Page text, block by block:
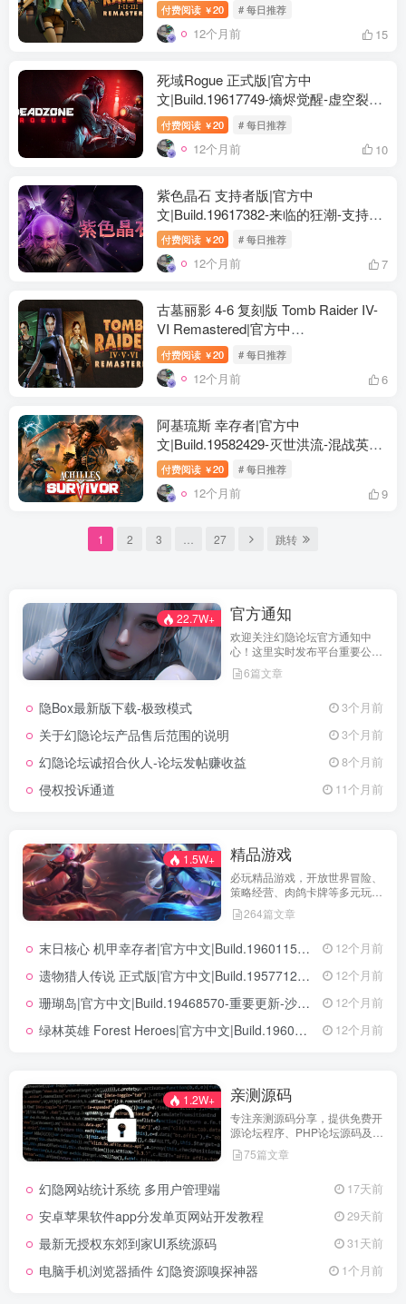
付费阅读 ￥20 # 每日推荐
12个月前 15
死域Rogue 正式版|官方中
文|Build.19617749-熵烬觉醒-虚空裂袭
+全DLC|解压即撸|
付费阅读 ￥20 # 每日推荐
12个月前 10
紫色晶石 支持者版|官方中
文|Build.19617382-来临的狂潮-支持者
版+全DLC|解压即撸|
付费阅读 ￥20 # 每日推荐
12个月前 7
古墓丽影 4-6 复刻版 Tomb Raider IV-
VI Remastered|官方中
文|Build.19062321+全DLC|解压即撸|
付费阅读 ￥20 # 每日推荐
12个月前 6
阿基琉斯 幸存者|官方中
文|Build.19582429-灭世洪流-混战英灵
+全DLC-支持手柄|解压即撸|
付费阅读 ￥20 # 每日推荐
12个月前 9
1 2 3 27 跳转
22.7W+ 官方通知
欢迎关注幻隐论坛官方通知中
心！这里实时发布平台重要公
告、活动规则、功能更新、安全
提醒及用户权益说明，确保每位
们坚持公开透明，通过权威通知
坛获得更优质、安全的使用体
息！
6篇文章
隐Box最新版下载-极致模式 3个月前
关于幻隐论坛产品售后范围的说明 3个月前
幻隐论坛诚招合伙人-论坛发帖赚收益 8个月前
侵权投诉通道 11个月前
1.5W+ 精品游戏
必玩精品游戏，开放世界冒险、
策略经营、肉鸽卡牌等多元玩
法，满足不同玩家的喜好 。
264篇文章
末日核心 机甲幸存者|官方中文|Build.19601158|解压即撸| 12个月前
遗物猎人传说 正式版|官方中文|Build.19577129+全DLC|解压即撸| 12个月前
珊瑚岛|官方中文|Build.19468570-重要更新-沙盒|解压即撸| 12个月前
绿林英雄 Forest Heroes|官方中文|Build.19609351+全DLC|解压即撸| 12个月前
1.2W+ 亲测源码
专注亲测源码分享，提供免费开
源论坛程序、PHP论坛源码及论
坛搭建解决方案，所有源码均经
实际测试可用，助力快速搭建稳
75篇文章
幻隐网站统计系统 多用户管理端 17天前
安卓苹果软件app分发单页网站开发教程 29天前
最新无授权东郊到家UI系统源码 31天前
电脑手机浏览器插件 幻隐资源嗅探神器 1个月前